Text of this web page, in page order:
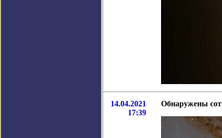
14.04.2021
17:39
Обнаружены